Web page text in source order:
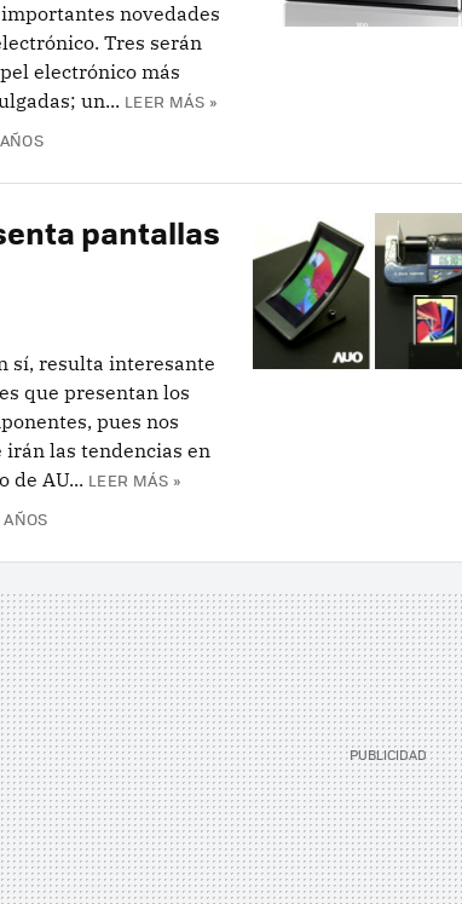
novedades
Tres serán
electrónico más
un... LEER MÁS »
pantallas
sí, resulta interesante
que presentan los
pues nos
las tendencias en
de AU... LEER MÁS »
AÑOS